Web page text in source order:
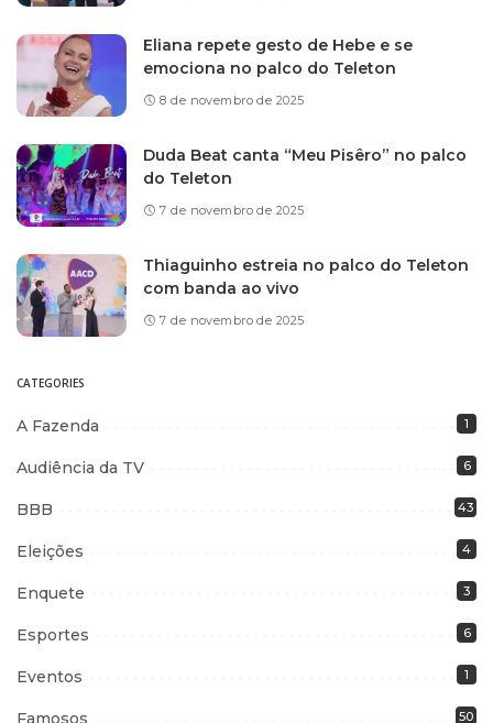
Eliana repete gesto de Hebe e se
emociona no palco do Teleton
8 de novembro de 2025
Duda Beat canta “Meu Pisêro” no palco
do Teleton
7 de novembro de 2025
Thiaguinho estreia no palco do Teleton
com banda ao vivo
7 de novembro de 2025
CATEGORIES
A Fazenda 1
Audiência da TV 6
BBB 43
Eleições 4
Enquete 3
Esportes 6
Eventos 1
Famosos 50